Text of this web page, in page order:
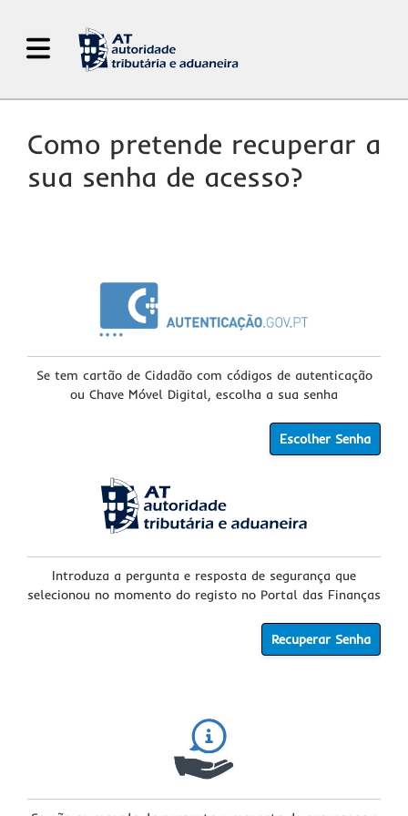
Abrir Menu de Navegação
Como pretende recuperar a
sua senha de acesso?
Se tem cartão de Cidadão com códigos de autenticação
ou Chave Móvel Digital, escolha a sua senha
Escolher Senha
Introduza a pergunta e resposta de segurança que
selecionou no momento do registo no Portal das Finanças
Recuperar Senha